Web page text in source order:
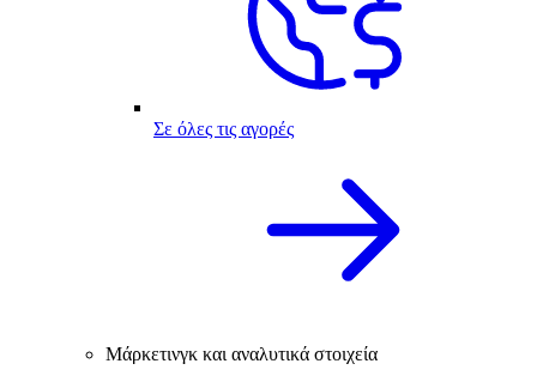
Σε όλες τις αγορές
Μάρκετινγκ και αναλυτικά στοιχεία